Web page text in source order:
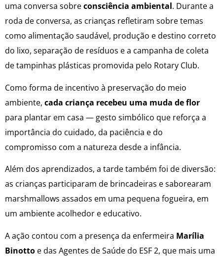
uma conversa sobreconsciência ambiental. Durante a
roda de conversa, as crianças refletiram sobre temas
como alimentação saudável, produção e destino correto
do lixo, separação de resíduos e a campanha de coleta
de tampinhas plásticas promovida pelo Rotary Club.
Como forma de incentivo à preservação do meio
ambiente, cada criança recebeu uma muda de flor
para plantar em casa — gesto simbólico que reforça a
importância do cuidado, da paciência e do
compromisso com a natureza desde a infância.
Além dos aprendizados, a tarde também foi de diversão:
as crianças participaram de brincadeiras e saborearam
marshmallows assados em uma pequena fogueira, em
um ambiente acolhedor e educativo.
A ação contou com a presença da enfermeira Marília
Binotto e das Agentes de Saúde do ESF 2, que mais uma